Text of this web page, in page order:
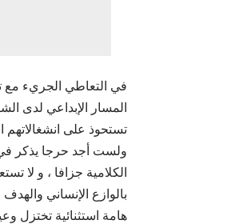
في التعاطي الجريء مع
المسار الإبداعي لدى
تستحوذ على انشغالاتهم
ولست أجد حرجا يذكر في
الكلامية جزافا ، و لا
بالوازع الإنساني
هامة استثنائية تختزل